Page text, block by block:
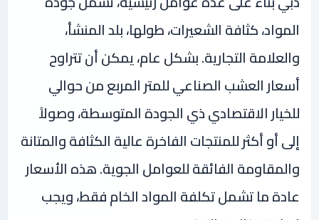
المواد، كثافة الشعيرات، طولها، بلد المنشأ،
والعلامة التجارية. بشكل عام، يمكن أن تتراوح
أسعار العشب الصناعي للمتر المربع من حوالي
للخيار الاقتصادي ذي الجودة المتوسطة، وصولاً
إلى أو أكثر للمنتجات الفاخرة عالية الكثافة والمتانة
والمقاومة الفائقة للعوامل الجوية. هذه الأسعار
عادة ما تشمل تكلفة المواد الخام فقط، ويجب